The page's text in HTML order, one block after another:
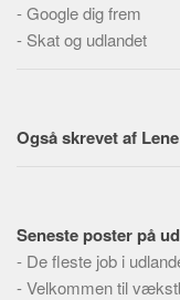
Dokumenttyper
Emner
Steder
Om
Webstedet
-Google dig frem
- Skat og udlandet
Også skrevet af
Seneste poster på
- De fleste job i
-Velkommen til